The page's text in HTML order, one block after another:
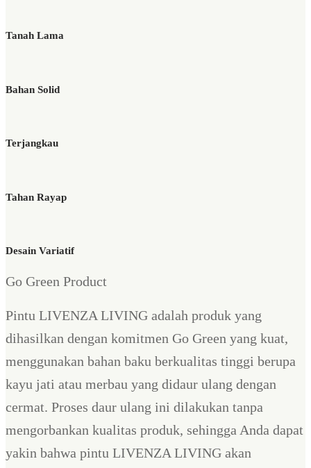
Tanah Lama
Bahan Solid
Terjangkau
Tahan Rayap
Desain Variatif
Go Green Product
Pintu LIVENZA LIVING adalah produk yang
dihasilkan dengan komitmen Go Green yang kuat,
menggunakan bahan baku berkualitas tinggi berupa
kayu jati atau merbau yang didaur ulang dengan
cermat. Proses daur ulang ini dilakukan tanpa
mengorbankan kualitas produk, sehingga Anda dapat
yakin bahwa pintu LIVENZA LIVING akan